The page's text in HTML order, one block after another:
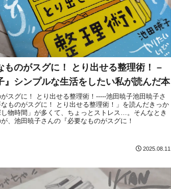
ものがスグに！ とり出せる整理術！ –
』シンプルな生活をしたい私が読んだ本
スグに！ とり出せる整理術！-----池田暁子池田暁子さ
ものがスグに！ とり出せる整理術！」を読んだきっか
物時間」が多くて、ちょっとストレス…。そんなとき
、池田暁子さんの『必要なものがスグに！
2025.08.11